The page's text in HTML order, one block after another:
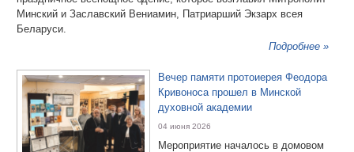
Минский и Заславский Вениамин, Патриарший Экзарх всея
Беларуси.
Подробнее »
Вечер памяти протоиерея Феодора
Кривоноса прошел в Минской
духовной академии
04 июня 2026
Мероприятие началось в домовом